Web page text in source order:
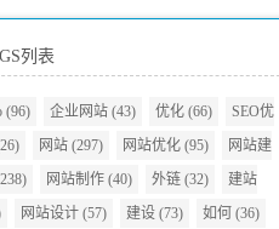
列表
(96) 企业网站 (43) 优化 (66)
SEO优
网站 (297) 网站优化 (95)
网站建
网站制作 (40) 外链 (32)
建站
网站设计 (57) 建设 (73) 如何 (36)